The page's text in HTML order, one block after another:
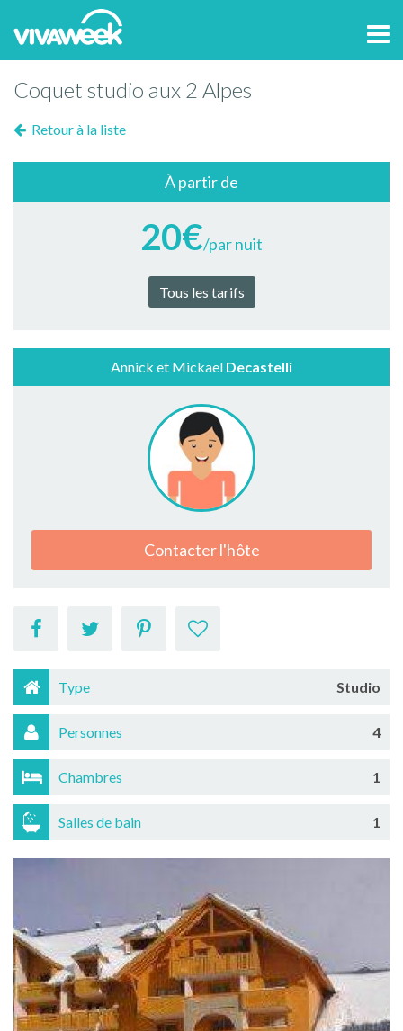
Coquet studio aux 2 Alpes
Retour à la liste
À partir de
20€/par nuit
Tous les tarifs
Annick et Mickael Decastelli
Contacter l'hôte
Type Studio
Personnes 4
Chambres 1
Salles de bain 1